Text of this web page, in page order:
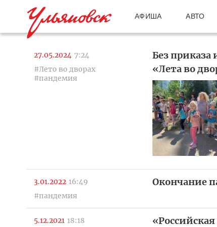
АФИША АВТО
27.05.2024 7:24
#Лето во дворах
#пандемия
Без приказа
«Лета во
3.01.2022 16:49
#пандемия
Окончание
5.12.2021 18:18
«Российская